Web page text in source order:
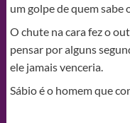
um golpe de quem sabe
O chute na cara fez o
pensar por alguns
ele jamais venceria.
Sábio é o homem que